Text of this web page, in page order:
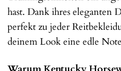
hast. Dank ihres eleganten
perfekt zu jeder
deinem Look eine edle